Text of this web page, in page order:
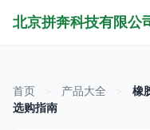
北京拼奔科技有限公
首页 产品大全
橡
选购指南